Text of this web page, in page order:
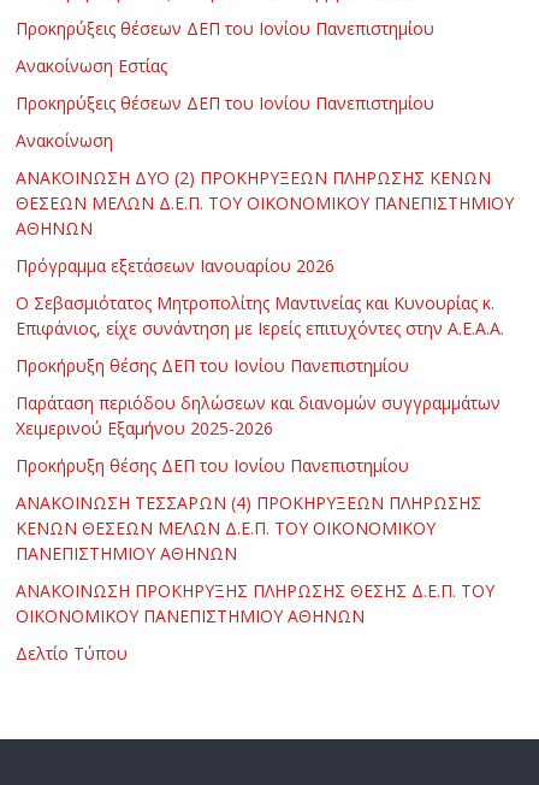
Προκηρύξεις θέσεων ΔΕΠ του Ιονίου Πανεπιστημίου
Ανακοίνωση Εστίας
Προκηρύξεις θέσεων ΔΕΠ του Ιονίου Πανεπιστημίου
Ανακοίνωση
ΑΝΑΚΟΙΝΩΣΗ ΔΥΟ (2) ΠΡΟΚΗΡΥΞΕΩΝ ΠΛΗΡΩΣΗΣ ΚΕΝΩΝ
ΘΕΣΕΩΝ ΜΕΛΩΝ Δ.Ε.Π. ΤΟΥ ΟΙΚΟΝΟΜΙΚΟΥ ΠΑΝΕΠΙΣΤΗΜΙΟΥ
ΑΘΗΝΩΝ
Πρόγραμμα εξετάσεων Ιανουαρίου 2026
Ο Σεβασμιότατος Μητροπολίτης Μαντινείας και Κυνουρίας κ.
Επιφάνιος, είχε συνάντηση με Ιερείς επιτυχόντες στην Α.Ε.Α.Α.
Προκήρυξη θέσης ΔΕΠ του Ιονίου Πανεπιστημίου
Παράταση περιόδου δηλώσεων και διανομών συγγραμμάτων
Χειμερινού Εξαμήνου 2025-2026
Προκήρυξη θέσης ΔΕΠ του Ιονίου Πανεπιστημίου
ΑΝΑΚΟΙΝΩΣΗ ΤΕΣΣΑΡΩΝ (4) ΠΡΟΚΗΡΥΞΕΩΝ ΠΛΗΡΩΣΗΣ
ΚΕΝΩΝ ΘΕΣΕΩΝ ΜΕΛΩΝ Δ.Ε.Π. ΤΟΥ ΟΙΚΟΝΟΜΙΚΟΥ
ΠΑΝΕΠΙΣΤΗΜΙΟΥ ΑΘΗΝΩΝ
ΑΝΑΚΟΙΝΩΣΗ ΠΡΟΚΗΡΥΞΗΣ ΠΛΗΡΩΣΗΣ ΘΕΣΗΣ Δ.Ε.Π. ΤΟΥ
ΟΙΚΟΝΟΜΙΚΟΥ ΠΑΝΕΠΙΣΤΗΜΙΟΥ ΑΘΗΝΩΝ
Δελτίο Τύπου